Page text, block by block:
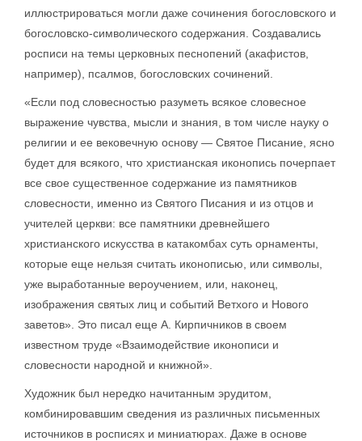
иллюстрироваться могли даже сочинения богословского и
богословско-символического содержания. Создавались
росписи на темы церковных песнопений (акафистов,
например), псалмов, богословских сочинений.
«Если под словесностью разуметь всякое словесное
выражение чувства, мысли и знания, в том числе науку о
религии и ее вековечную основу — Святое Писание, ясно
будет для всякого, что христианская иконопись почерпает
все свое существенное содержание из памятников
словесности, именно из Святого Писания и из отцов и
учителей церкви: все памятники древнейшего
христианского искусства в катакомбах суть орнаменты,
которые еще нельзя считать иконописью, или символы,
уже выработанные вероучением, или, наконец,
изображения святых лиц и событий Ветхого и Нового
заветов». Это писал еще А. Кирпичников в своем
известном труде «Взаимодействие иконописи и
словесности народной и книжной».
Художник был нередко начитанным эрудитом,
комбинировавшим сведения из различных письменных
источников в росписях и миниатюрах. Даже в основе